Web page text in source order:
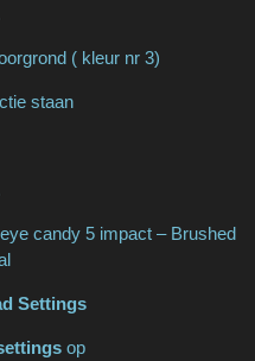
( kleur nr 3)
staan
candy 5 impact – Brushed
Settings
op